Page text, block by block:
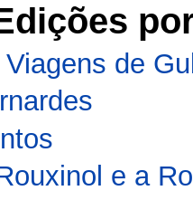
de
e a